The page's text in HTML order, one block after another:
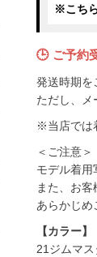
※こち
🕒 ご予約
発送時期を
ただし、メ
※当店では
＜ご注意＞
モデル着用
また、お
あらかじめ
【カラー】
21ジムマス